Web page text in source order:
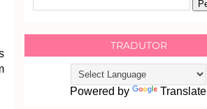
TRADUTOR
Powered by Translate